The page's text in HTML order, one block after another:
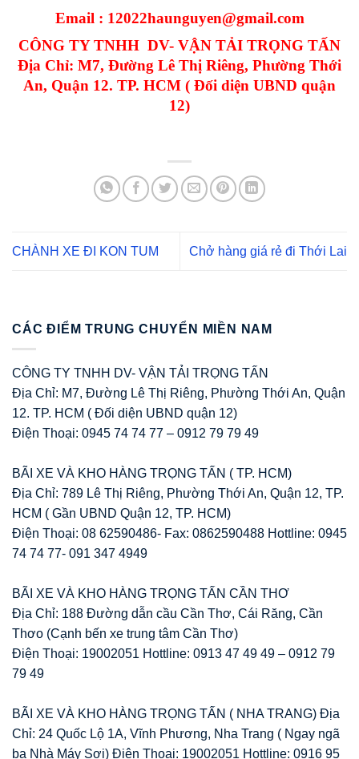
Email : 12022haunguyen@gmail.com
CÔNG TY TNHH DV- VẬN TẢI TRỌNG TẤN
Địa Chỉ: M7, Đường Lê Thị Riêng, Phường Thới
An, Quận 12. TP. HCM ( Đối diện UBND quận
12)
CHÀNH XE ĐI KON TUM Chở hàng giá rẻ đi Thới Lai
CÁC ĐIỂM TRUNG CHUYỂN MIỀN NAM
CÔNG TY TNHH DV- VẬN TẢI TRỌNG TẤN
Địa Chỉ: M7, Đường Lê Thị Riêng, Phường Thới An, Quận
12. TP. HCM ( Đối diện UBND quận 12)
Điện Thoại: 0945 74 74 77 – 0912 79 79 49
BÃI XE VÀ KHO HÀNG TRỌNG TẤN ( TP. HCM)
Địa Chỉ: 789 Lê Thị Riêng, Phường Thới An, Quận 12, TP.
HCM ( Gần UBND Quận 12, TP. HCM)
Điện Thoại: 08 62590486- Fax: 0862590488 Hottline: 0945
74 74 77- 091 347 4949
BÃI XE VÀ KHO HÀNG TRỌNG TẤN CẦN THƠ
Địa Chỉ: 188 Đường dẫn cầu Cần Thơ, Cái Răng, Cần
Thơo (Cạnh bến xe trung tâm Cần Thơ)
Điện Thoại: 19002051 Hottline: 0913 47 49 49 – 0912 79
79 49
BÃI XE VÀ KHO HÀNG TRỌNG TẤN ( NHA TRANG) Địa
Chỉ: 24 Quốc Lộ 1A, Vĩnh Phương, Nha Trang ( Ngay ngã
ba Nhà Máy Sợi) Điện Thoại: 19002051 Hottline: 0916 95